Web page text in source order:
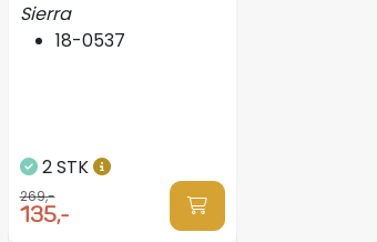
Sierra
18-0537
2 STK
269,-
135,-